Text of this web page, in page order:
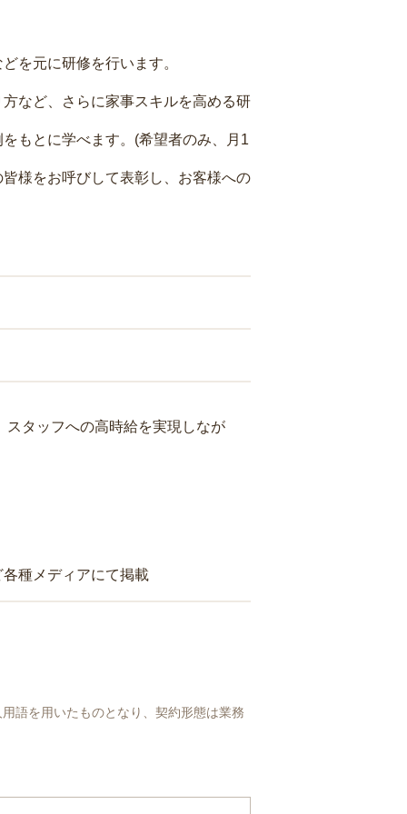
を元に研修を行います。
など、さらに家事スキルを高める研
もとに学べます。(希望者のみ、月1
様をお呼びして表彰し、お客様への
タッフへの高時給を実現しなが
種メディアにて掲載
語を用いたものとなり、契約形態は業務